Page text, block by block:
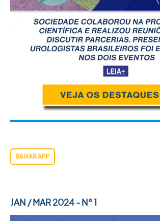
BAIXAR APP
JAN / MAR 2024 - N° 1